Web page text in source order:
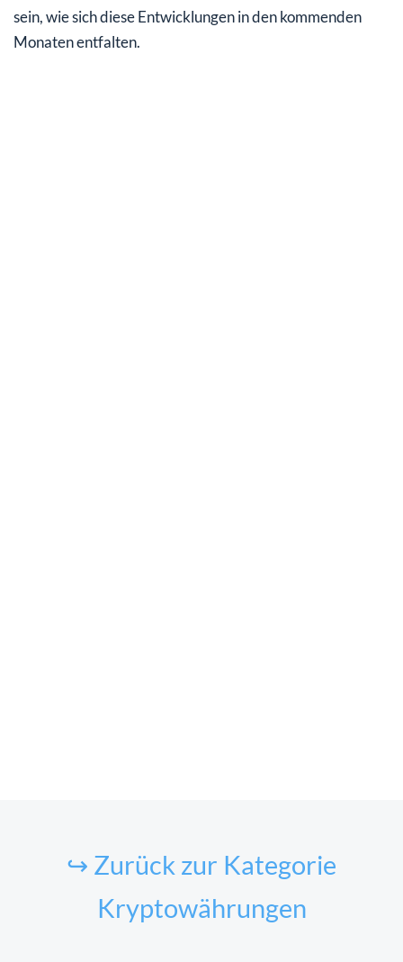
sein, wie sich diese Entwicklungen in den kommenden
Monaten entfalten.
↪ Zurück zur Kategorie
Kryptowährungen